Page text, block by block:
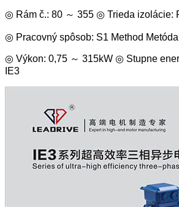
◎ Rám č.: 80 ～ 355 ◎ Trieda izolácie:
◎ Pracovný spôsob: S1 Method
◎ Výkon: 0,75 ～ 315kW ◎ Stupne
IE3